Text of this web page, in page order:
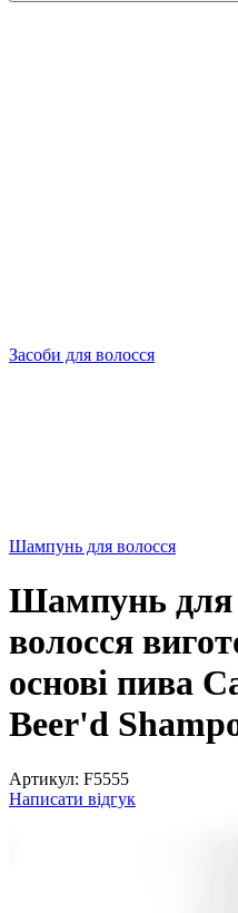
Засоби для волосся
Шампунь для волосся
Шампунь для
волосся
основі пива
Beer'd
Артикул: F5555
Написати відгук